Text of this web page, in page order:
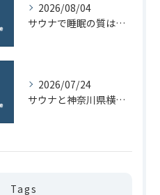
2026/08/04
サウナで睡眠の質は上がるのか神奈川県横浜市青葉区田園都市線青葉台駅近くで自律神経を整える方法
2026/07/24
サウナと神奈川県横浜市青葉区の田園都市線青葉台駅周辺で無理なく始める熱中症対策ガイド
Tags